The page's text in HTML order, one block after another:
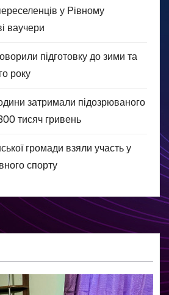
у Рівному
ваучери
підготовку до зими та
року
затримали підозрюваного
тисяч гривень
громади взяли участь у
спорту